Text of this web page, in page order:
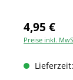
4,95 €
Preise inkl.